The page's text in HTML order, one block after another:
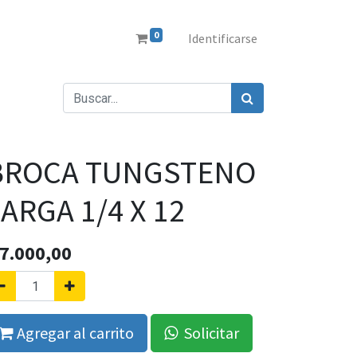
0 Identificarse
TUNGSTENO
1/4 X 12
7.000,00
Agregar al carrito Solicitar